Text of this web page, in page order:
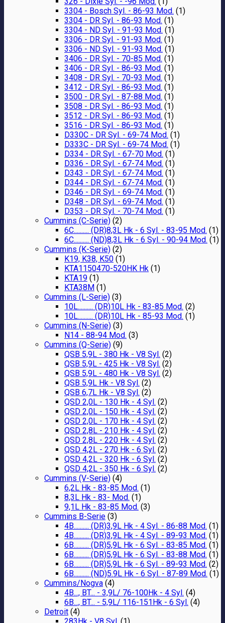
3304 - Bosch Syl. - 86-93 Mod. (1)
3304 - DR Syl. - 86-93 Mod. (1)
3304 - ND Syl. - 91-93 Mod. (1)
3306 - DR Syl. - 91-93 Mod. (1)
3306 - ND Syl. - 91-93 Mod. (1)
3406 - DR Syl. - 70-85 Mod. (1)
3406 - DR Syl. - 86-93 Mod. (1)
3408 - DR Syl. - 70-93 Mod. (1)
3412 - DR Syl. - 86-93 Mod. (1)
3500 - DR Syl. - 87-88 Mod. (1)
3508 - DR Syl. - 86-93 Mod. (1)
3512 - DR Syl. - 86-93 Mod. (1)
3516 - DR Syl. - 86-93 Mod. (1)
D330C - DR Syl. - 69-74 Mod. (1)
D333C - DR Syl. - 69-74 Mod. (1)
D334 - DR Syl. - 67-70 Mod. (1)
D336 - DR Syl. - 67-74 Mod. (1)
D343 - DR Syl. - 67-74 Mod. (1)
D344 - DR Syl. - 67-74 Mod. (1)
D346 - DR Syl. - 69-74 Mod. (1)
D348 - DR Syl. - 69-74 Mod. (1)
D353 - DR Syl. - 70-74 Mod. (1)
Cummins (C-Serie) (2)
6C.......... (DR)8,3L Hk - 6 Syl. - 83-95 Mod. (1)
6C.......... (ND)8,3L Hk - 6 Syl. - 90-94 Mod. (1)
Cummins (K-Serie) (2)
K19, K38, K50 (1)
KTA1150470-520HK Hk (1)
KTA19 (1)
KTA38M (1)
Cummins (L-Serie) (3)
10L.......... (DR)10L Hk - 83-85 Mod. (2)
10L.......... (DR)10L Hk - 85-93 Mod. (1)
Cummins (N-Serie) (3)
N14 - 88-94 Mod. (3)
Cummins (Q-Serie) (9)
QSB 5,9L - 380 Hk - V8 Syl. (2)
QSB 5,9L - 425 Hk - V8 Syl. (2)
QSB 5,9L - 480 Hk - V8 Syl. (2)
QSB 5,9L Hk - V8 Syl. (2)
QSB 6,7L Hk - V8 Syl. (2)
QSD 2,0L - 130 Hk - 4 Syl. (2)
QSD 2,0L - 150 Hk - 4 Syl. (2)
QSD 2,0L - 170 Hk - 4 Syl. (2)
QSD 2,8L - 210 Hk - 4 Syl. (2)
QSD 2,8L - 220 Hk - 4 Syl. (2)
QSD 4,2L - 270 Hk - 6 Syl. (2)
QSD 4,2L - 320 Hk - 6 Syl. (2)
QSD 4,2L - 350 Hk - 6 Syl. (2)
Cummins (V-Serie) (4)
6,2L Hk - 83-85 Mod. (1)
8,3L Hk - 83- Mod. (1)
9,1L Hk - 83-85 Mod. (3)
Cummins B-Serie (3)
4B.......... (DR)3,9L Hk - 4 Syl. - 86-88 Mod. (1)
4B.......... (DR)3,9L Hk - 4 Syl. - 89-93 Mod. (1)
6B.......... (DR)5,9L Hk - 6 Syl. - 83-85 Mod. (1)
6B.......... (DR)5,9L Hk - 6 Syl. - 83-88 Mod. (1)
6B.......... (DR)5,9L Hk - 6 Syl. - 89-93 Mod. (2)
6B.......... (ND)5.9L Hk - 6 Syl. - 87-89 Mod. (1)
Cummins/Nogva (4)
4B..., BT... - 3,9L/ 76-100Hk - 4 Syl. (4)
6B..., BT... - 5,9L/ 116-151Hk - 6 Syl. (4)
Detroit (4)